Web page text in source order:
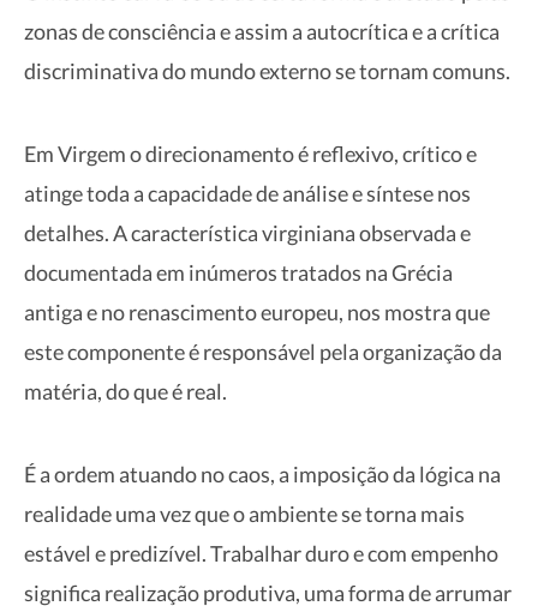
zonas de consciência e assim a autocrítica e a crítica
discriminativa do mundo externo se tornam comuns.
Em Virgem o direcionamento é reflexivo, crítico e
atinge toda a capacidade de análise e síntese nos
detalhes. A característica virginiana observada e
documentada em inúmeros tratados na Grécia
antiga e no renascimento europeu, nos mostra que
este componente é responsável pela organização da
matéria, do que é real.
É a ordem atuando no caos, a imposição da lógica na
realidade uma vez que o ambiente se torna mais
estável e predizível. Trabalhar duro e com empenho
significa realização produtiva, uma forma de arrumar